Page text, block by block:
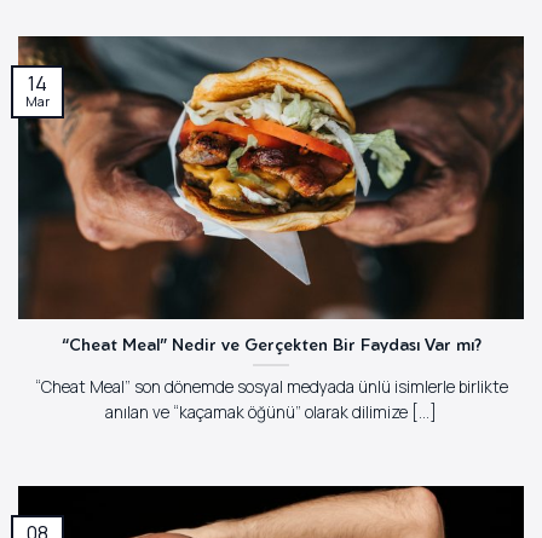
“Cheat Meal” Nedir ve Gerçekten Bir Faydası Var mı?
“Cheat Meal” son dönemde sosyal medyada ünlü isimlerle birlikte
anılan ve “kaçamak öğünü” olarak dilimize [...]
14
Mar